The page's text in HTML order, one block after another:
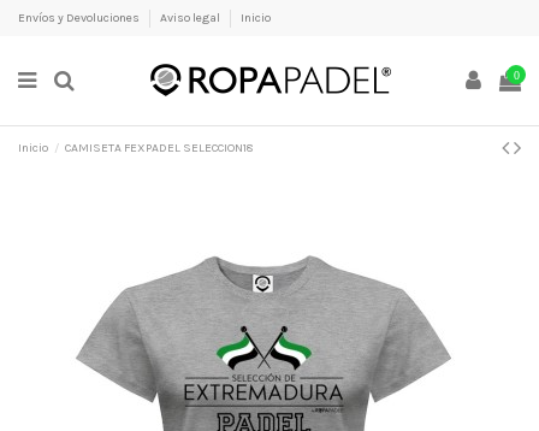
Envíos y Devoluciones Aviso legal Inicio
0
Inicio CAMISETA FEXPADEL SELECCION18